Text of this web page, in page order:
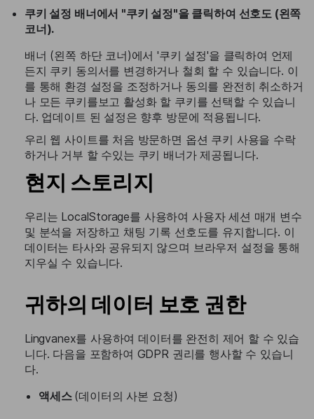
쿠키 설정 배너에서 "쿠키 설정"을 클릭하여 선호도 (왼쪽
코너).
배너 (왼쪽 하단 코너)에서 '쿠키 설정'을 클릭하여 언제
든지 쿠키 동의서를 변경하거나 철회 할 수 있습니다. 이
를 통해 환경 설정을 조정하거나 동의를 완전히 취소하거
나 모든 쿠키를보고 활성화 할 쿠키를 선택할 수 있습니
다. 업데이트 된 설정은 향후 방문에 적용됩니다.
우리 웹 사이트를 처음 방문하면 옵션 쿠키 사용을 수락
하거나 거부 할 수있는 쿠키 배너가 제공됩니다.
현지 스토리지
우리는 LocalStorage를 사용하여 사용자 세션 매개 변수
및 분석을 저장하고 채팅 기록 선호도를 유지합니다. 이
데이터는 타사와 공유되지 않으며 브라우저 설정을 통해
지우실 수 있습니다.
귀하의 데이터 보호 권한
Lingvanex를 사용하여 데이터를 완전히 제어 할 수 있습
니다. 다음을 포함하여 GDPR 권리를 행사할 수 있습니
다.
액세스 (데이터의 사본 요청)